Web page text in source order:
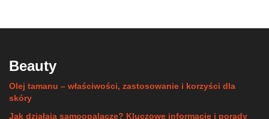
Beauty
Olej tamanu – właściwości, zastosowanie i korzyści dla
skóry
Jak działają samoopalacze? Kluczowe informacje i porady